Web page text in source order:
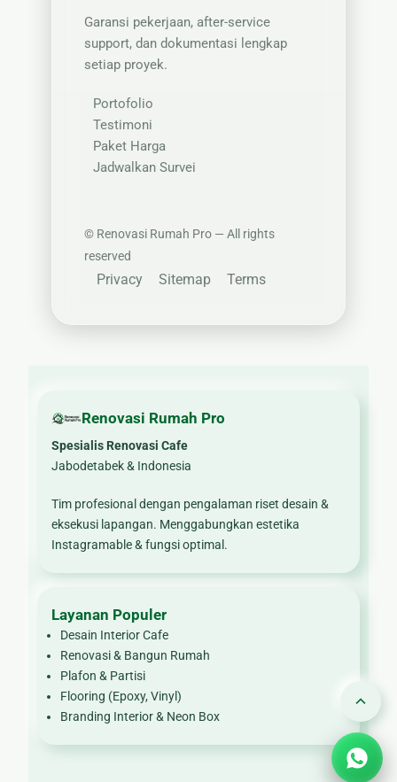
Garansi pekerjaan, after-service
support, dan dokumentasi lengkap
setiap proyek.
Portofolio
Testimoni
Paket Harga
Jadwalkan Survei
© Renovasi Rumah Pro — All rights
reserved
Privacy Sitemap Terms
Renovasi Rumah Pro
Spesialis Renovasi Cafe
Jabodetabek & Indonesia
Tim profesional dengan pengalaman riset desain &
eksekusi lapangan. Menggabungkan estetika
Instagramable & fungsi optimal.
Layanan Populer
Desain Interior Cafe
Renovasi & Bangun Rumah
Plafon & Partisi
Flooring (Epoxy, Vinyl)
Branding Interior & Neon Box